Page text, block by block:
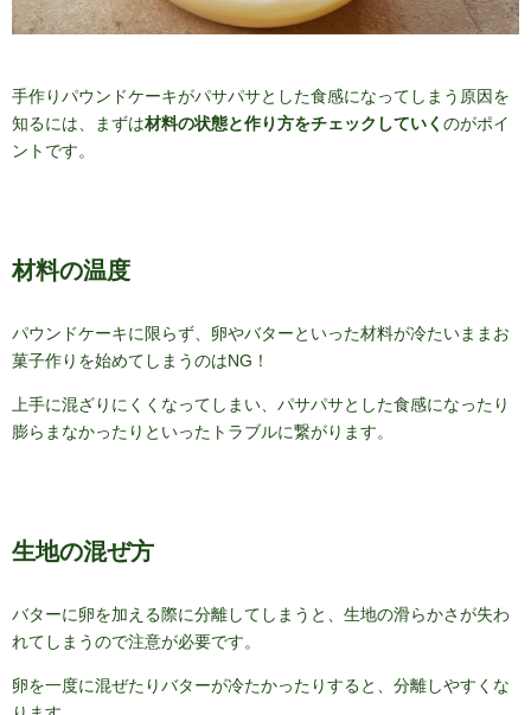
手作りパウンドケーキがパサパサとした食感になってしまう原因を
知るには、まずは材料の状態と作り方をチェックしていく のがポイ
ントです。
材料の温度
パウンドケーキに限らず、卵やバターといった材料が冷たいままお
菓子作りを始めてしまうのはNG！
上手に混ざりにくくなってしまい、パサパサとした食感になったり
膨らまなかったりといったトラブルに繋がります。
生地の混ぜ方
バターに卵を加える際に分離してしまうと、生地の滑らかさが失わ
れてしまうので注意が必要です。
卵を一度に混ぜたりバターが冷たかったりすると、分離しやすくな